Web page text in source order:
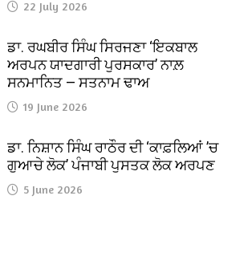
22 July 2026
ਡਾ. ਰਘਬੀਰ ਸਿੰਘ ਸਿਰਜਣਾ ‘ਇਕਬਾਲ
ਅਰਪਨ ਯਾਦਗਾਰੀ ਪੁਰਸਕਾਰ’ ਨਾਲ਼
ਸਨਮਾਨਿਤ — ਸਤਨਾਮ ਢਾਅ
19 June 2026
ਡਾ. ਨਿਸ਼ਾਨ ਸਿੰਘ ਰਾਠੌਰ ਦੀ ‘ਕਾਫ਼ਲਿਆਂ ’ਚ
ਗੁਆਚੇ ਲੋਕ’ ਪੰਜਾਬੀ ਪੁਸਤਕ ਲੋਕ ਅਰਪਣ
5 June 2026